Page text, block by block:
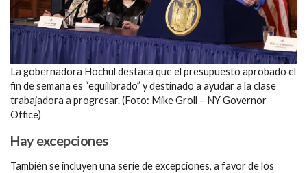
La gobernadora Hochul destaca que el presupuesto aprobado el
fin de semana es “equilibrado” y destinado a ayudar a la clase
trabajadora a progresar. (Foto: Mike Groll – NY Governor
Office)
Hay excepciones
También se incluyen una serie de excepciones, a favor de los